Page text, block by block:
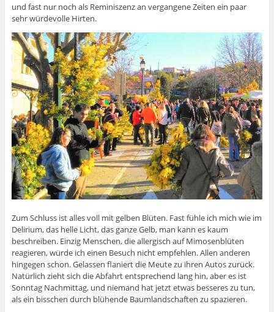
und fast nur noch als Reminiszenz an vergangene Zeiten ein paar
sehr würdevolle Hirten.
Zum Schluss ist alles voll mit gelben Blüten. Fast fühle ich mich wie im
Delirium, das helle Licht, das ganze Gelb, man kann es kaum
beschreiben. Einzig Menschen, die allergisch auf Mimosenblüten
reagieren, würde ich einen Besuch nicht empfehlen. Allen anderen
hingegen schon. Gelassen flaniert die Meute zu ihren Autos zurück.
Natürlich zieht sich die Abfahrt entsprechend lang hin, aber es ist
Sonntag Nachmittag, und niemand hat jetzt etwas besseres zu tun,
als ein bisschen durch blühende Baumlandschaften zu spazieren.